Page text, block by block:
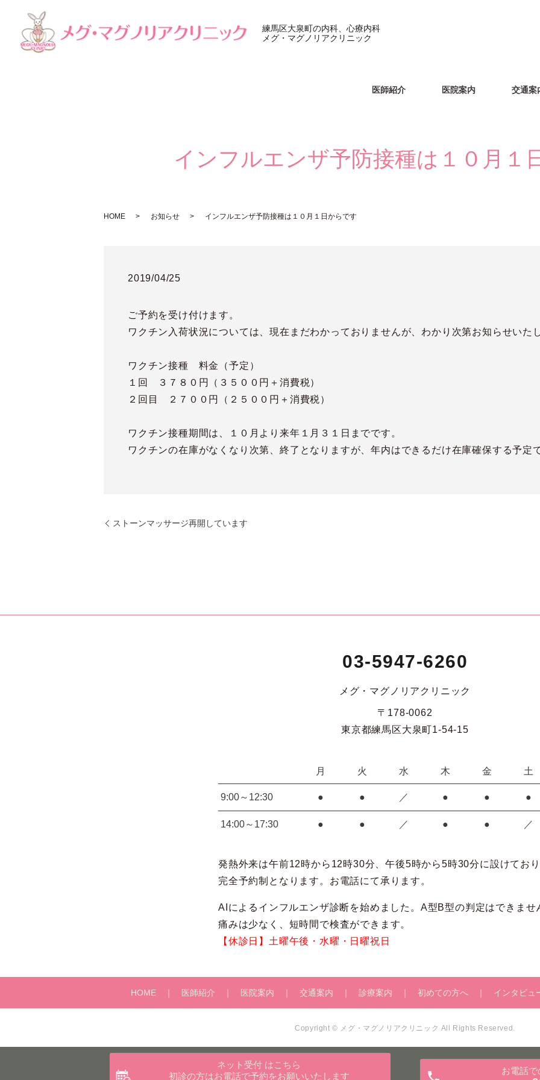
練馬区大泉町の内科、心療内科
メグ・マグノリアクリニック
医師紹介 医院案内 交通案
インフルエンザ予防接種は１０月１
HOME お知らせ インフルエンザ予防接種は１０月１日からです
2019/04/25
ご予約を受け付けます。
ワクチン入荷状況については、現在まだわかっておりませんが、わかり次第お知らせいた
ワクチン接種 料金（予定）
１回 ３７８０円（３５００円＋消費税）
２回目 ２７００円（２５００円＋消費税）
ワクチン接種期間は、１０月より来年１月３１日までです。
ワクチンの在庫がなくなり次第、終了となりますが、年内はできるだけ在庫確保する予定
ストーンマッサージ再開しています
ネット受付 はこちら
初診の方はお電話で予約をお願いいたします
お電話
03-5947-6260
メグ・マグノリアクリニック
〒178-0062
東京都練馬区大泉町1-54-15
月 火 水 木 金 土
9:00～12:30 ● ● ／ ● ● ●
14:00～17:30 ● ● ／ ● ● ／
発熱外来は午前12時から12時30分、午後5時から5時30分に設けてお
完全予約制となります。お電話にて承ります。
AIによるインフルエンザ診断を始めました。A型B型の判定はできませ
痛みは少なく、短時間で検査ができます。
【休診日】土曜午後・水曜・日曜祝日
HOME 医師紹介 医院案内 交通案内 診療案内 初めての方へ インタビュ
Copyright © メグ・マグノリアクリニック All Rights Reserved.